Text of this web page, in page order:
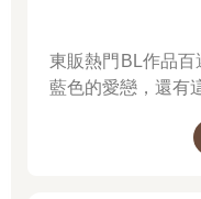
東販熱門BL作品
藍色的愛戀，還有